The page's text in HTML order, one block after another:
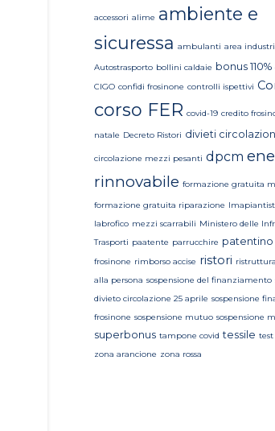
accessori alime ambiente e
sicuressa ambulanti area
Autostrasporto bollini caldaie bonus 110%
CIGO confidi frosinone controlli ispettivi
corso FER covid-19 credito
natale Decreto Ristori divieti
circolazione mezzi pesanti dpcm
rinnovabile formazione gratuita
formazione gratuita riparazione
labrofico mezzi scarrabili Ministero delle
Trasporti paatente parrucchire patentino
frosinone rimborso accise ristori
alla persona sospensione del finanziamento
divieto circolazione 25 aprile sospensione
frosinone sospensione mutuo sospensione
superbonus tampone covid tessile test
zona arancione zona rossa